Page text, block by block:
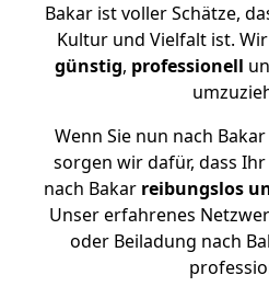
Bakar ist voller Schätze,
Kultur und Vielfalt ist.
günstig, professionell
Wenn Sie nun nach
sorgen wir dafür, dass
nach Bakar reibungslos
Unser erfahrenes
oder Beiladung nach